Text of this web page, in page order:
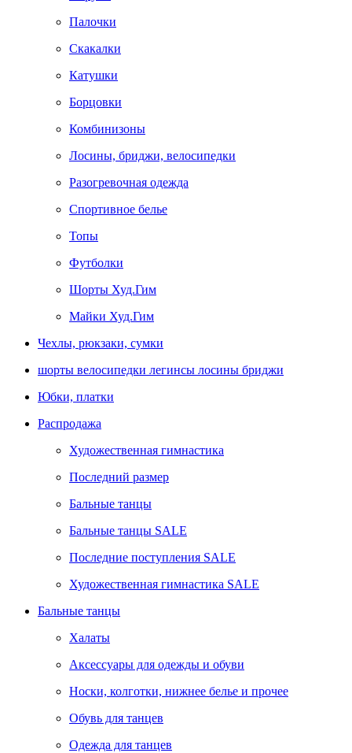
Палочки
Скакалки
Катушки
Борцовки
Комбинизоны
Лосины, бриджи, велосипедки
Разогревочная одежда
Спортивное белье
Топы
Футболки
Шорты Худ.Гим
Майки Худ.Гим
Чехлы, рюкзаки, сумки
шорты велосипедки легинсы лосины бриджи
Юбки, платки
Распродажа
Художественная гимнастика
Последний размер
Бальные танцы
Бальные танцы SALE
Последние поступления SALE
Художественная гимнастика SALE
Бальные танцы
Халаты
Аксессуары для одежды и обуви
Носки, колготки, нижнее белье и прочее
Обувь для танцев
Одежда для танцев